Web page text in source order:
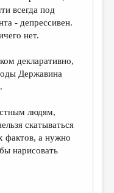
всегда под
- депрессивен.
нет.
декларативно,
Державина
людям,
скатываться
фактов, а нужно
нарисовать